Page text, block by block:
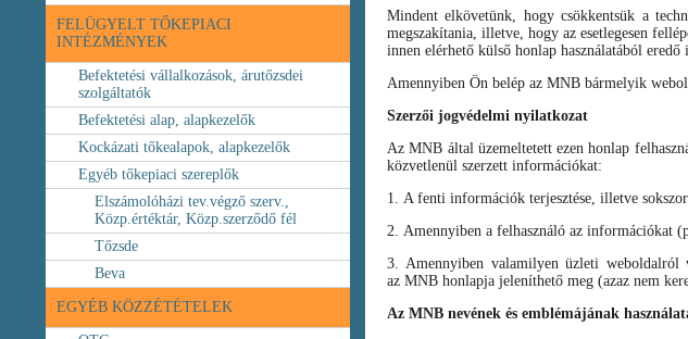
FELÜGYELT TŐKEPIACI
INTÉZMÉNYEK
Befektetési vállalkozások, árutőzsdei
szolgáltatók
Befektetési alap, alapkezelők
Kockázati tőkealapok, alapkezelők
Egyéb tőkepiaci szereplők
Elszámolóházi tev.végző szerv.,
Közp.értéktár, Közp.szerződő fél
Tőzsde
Beva
EGYÉB KÖZZÉTÉTELEK
Mindent elkövetünk, hogy csökkentsük a
megszakítania, illetve, hogy az esetlegesen
innen elérhető külső honlap használatából
Amennyiben Ön belép az MNB bármelyik
Szerzői jogvédelmi nyilatkozat
Az MNB által üzemeltetett ezen honlap
közvetlenül szerzett információkat:
1. A fenti információk terjesztése, illetve
2. Amennyiben a felhasználó az információkat
3. Amennyiben valamilyen üzleti weboldalról
az MNB honlapja jeleníthető meg (azaz nem
Az MNB nevének és emblémájának